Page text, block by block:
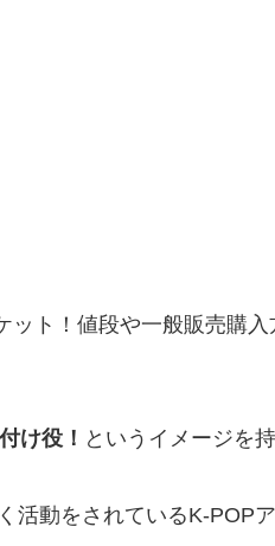
ト！値段や一般販売購
け役！ というイメージを
活動をされているK-POP